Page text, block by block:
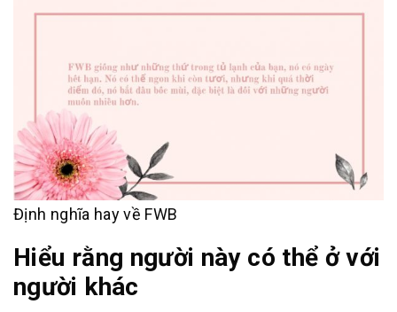
Định nghĩa hay về FWB
Hiểu rằng người này có thể ở với
người khác